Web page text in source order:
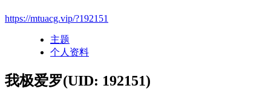
https://mtuacg.vip/?192151
主题
个人资料
我极爱罗(UID: 192151)